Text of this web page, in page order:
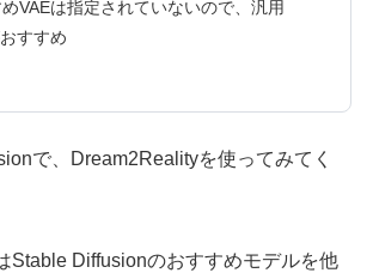
VAEは指定されていないので、汎用
すすめ
で、Dream2Realityを使ってみてく
Stable Diffusionのおすすめモデルを他